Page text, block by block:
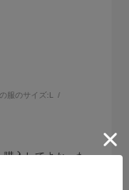
服のサイズ: L
入してよかった